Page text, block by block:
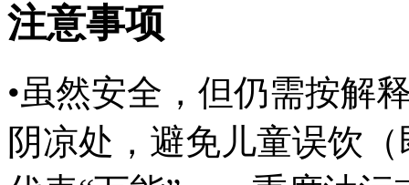
注意事项
•虽然安全，但仍需按解
阴凉处，避免儿童误饮